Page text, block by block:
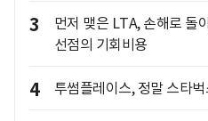
3
먼저 맺은 LTA, 손해로
선점의 기회비용
4 투썸플레이스, 정말 스타